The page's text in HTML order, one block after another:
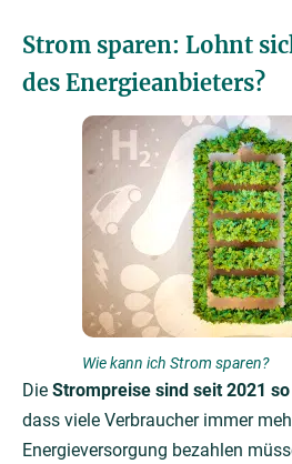
Strom sparen: Lohnt
des Energieanbieters?
Wie kann ich Strom sparen?
Die Strompreise sind seit 2021
dass viele Verbraucher immer
Energieversorgung bezahlen